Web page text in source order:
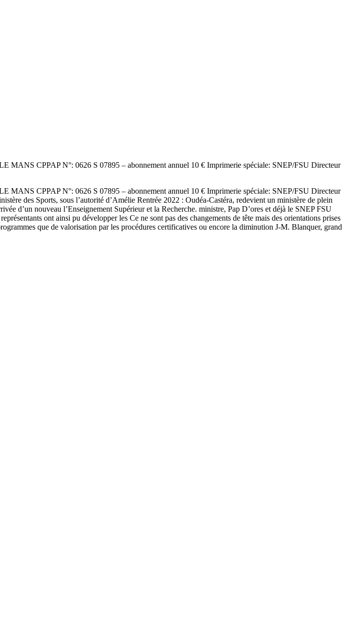
CPPAP N°: 0626 S 07895 – abonnement annuel 10 € Imprimerie spéciale: SNEP/FSU Directeur
CPPAP N°: 0626 S 07895 – abonnement annuel 10 € Imprimerie spéciale: SNEP/FSU Directeur
des Sports, sous l’autorité d’Amélie Rentrée 2022 : Oudéa-Castéra, redevient un ministère de plein
d’un nouveau l’Enseignement Supérieur et la Recherche. ministre, Pap D’ores et déjà le SNEP FSU
ont ainsi pu développer les Ce ne sont pas des changements de tête mais des orientations prises
que de valorisation par les procédures certificatives ou encore la diminution J-M. Blanquer, grand